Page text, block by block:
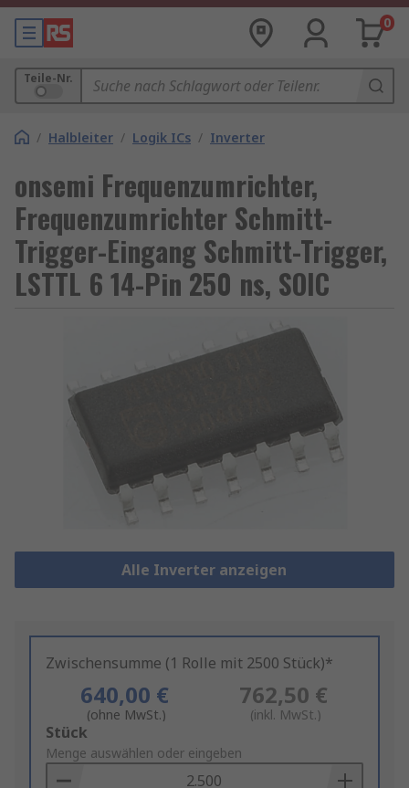
0
Teile-Nr.
/ Halbleiter / Logik ICs / Inverter
onsemi Frequenzumrichter,
Frequenzumrichter Schmitt-
Trigger-Eingang Schmitt-Trigger,
LSTTL 6 14-Pin 250 ns, SOIC
Alle Inverter anzeigen
Zwischensumme (1 Rolle mit 2500 Stück)*
640,00 €
(ohne MwSt.)
762,50 €
(inkl. MwSt.)
Add
to
Basket
Stück
Menge auswählen oder eingeben